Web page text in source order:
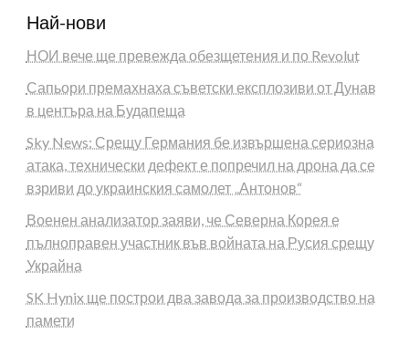
Най-нови
НОИ вече ще превежда обезщетения и по Revolut
Сапьори премахнаха съветски експлозиви от Дунав
в центъра на Будапеща
Sky News: Срещу Германия бе извършена сериозна
атака, технически дефект е попречил на дрона да се
взриви до украинския самолет „Антонов“
Военен анализатор заяви, че Северна Корея е
пълноправен участник във войната на Русия срещу
Украйна
SK Hynix ще построи два завода за производство на
памети